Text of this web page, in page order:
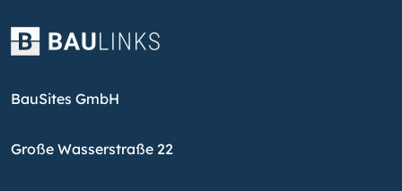
BauSites GmbH
Große Wasserstraße 22